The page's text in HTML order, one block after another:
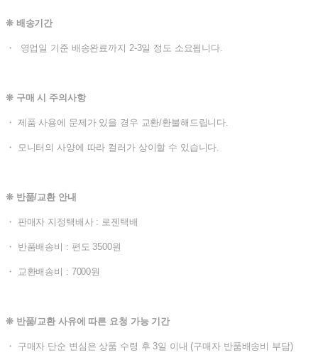
❊ 배송기간
・ 영업일 기준 배송완료까지 2-3일 정도 소요됩니다.
❊ 구매 시 주의사항
・ 제품 사용에 문제가 있을 경우 교환/환불해드립니다.
・ 모니터의 사양에 따라 컬러가 상이할 수 있습니다.
❊ 반품/교환 안내
・ 판매자 지정택배사 : 로젠택배
・ 반품배송비 : 편도 3500원
・ 교환배송비 : 7000원
❊ 반품/교환 사유에 따른 요청 가능 기간
・ 구매자 단순 변심은 상품 수령 후 3일 이내 (구매자 반품배송비 부담)